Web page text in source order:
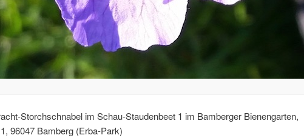
Storchschnabel im Schau-Staudenbeet 1 im Bamberger Bienengarten,
96047 Bamberg (Erba-Park)